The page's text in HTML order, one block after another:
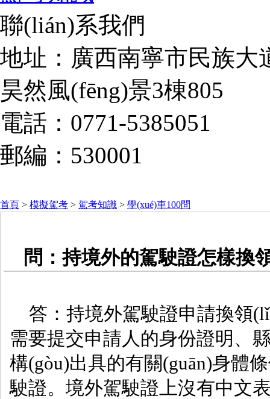
聯(lián)系我們
地址：廣西南寧市民族大
昊然風(fēng)景3棟805
電話：0771-5385051
郵編：530001
首頁 > 模擬駕考 > 駕考知識 > 學(xué)車100問
問：持境外的駕駛證怎樣換
答：持境外駕駛證申請換領(lǐng)
需要提交申請人的身份證明
構(gòu)出具的有關(guān)身體
駛證。境外駕駛證上沒有中文表